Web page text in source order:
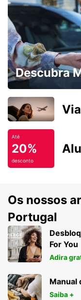
Descubra
Até
20%
desconto
Os nossos
Portugal
For You
Adira
Manual
Saiba +